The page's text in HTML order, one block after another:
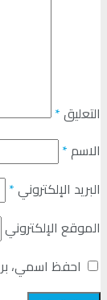
التعليق*
الاسم*
البريد الإلكتروني*
الموقع الإلكتروني
احفظ اسمي،